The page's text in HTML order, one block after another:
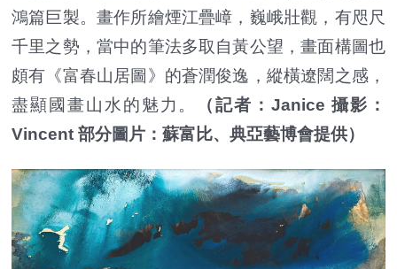
鴻篇巨製。畫作所繪煙江疊嶂，巍峨壯觀，有咫尺
千里之勢，當中的筆法多取自黃公望，畫面構圖也
頗有《富春山居圖》的蒼潤俊逸，縱橫遼闊之感，
盡顯國畫山水的魅力。
（記者：Janice 攝影：
Vincent 部分圖片：蘇富比、典亞藝博會提供）